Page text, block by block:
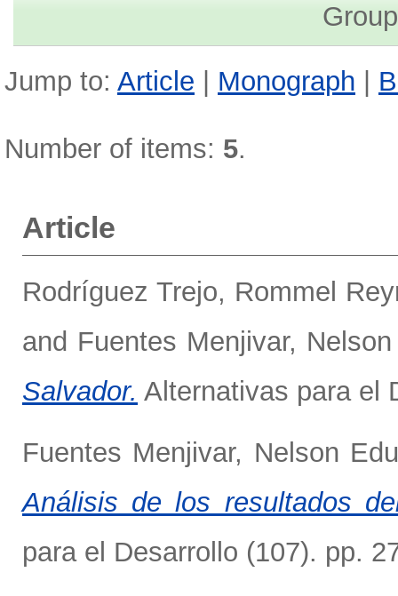
Jump to: Article Monograph
Number of items: 5.
Article
Rodríguez Trejo, Rommel
and Fuentes Menjivar,
Salvador. Alternativas para el
Fuentes Menjivar, Nelson
Análisis de los resultados
para el Desarrollo (107). pp.